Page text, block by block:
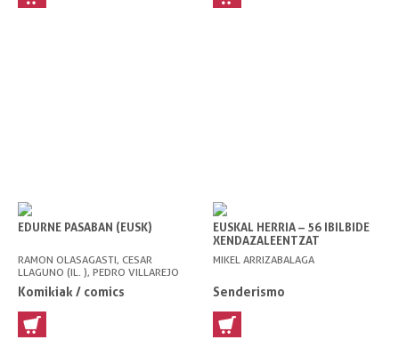
EDURNE PASABAN (EUSK)
RAMON OLASAGASTI, CESAR
LLAGUNO (IL. ), PEDRO VILLAREJO
(IL. )
Komikiak / comics
EUSKAL HERRIA – 56 IBILBIDE
XENDAZALEENTZAT
MIKEL ARRIZABALAGA
Senderismo